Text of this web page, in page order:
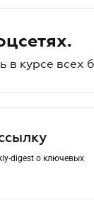
в курсе всех
digest о ключевых